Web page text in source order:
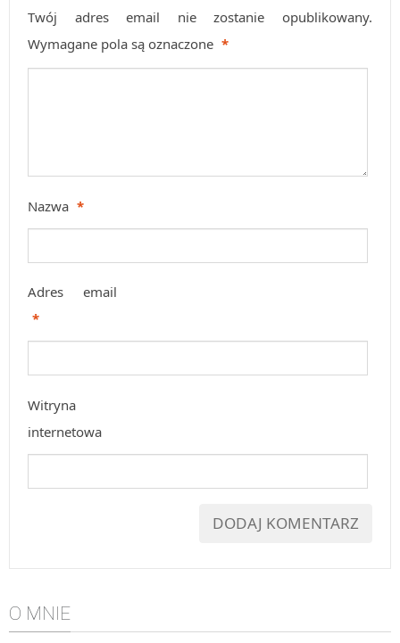
Twój adres email nie zostanie opublikowany.
Wymagane pola są oznaczone *
Nazwa *
Adres email
*
Witryna
internetowa
O MNIE